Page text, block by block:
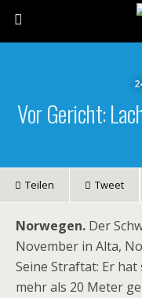
Vor Gericht:
Teilen Tweet
Norwegen. Der
November in Alta,
Seine Straftat: Er
mehr als 20 Meter